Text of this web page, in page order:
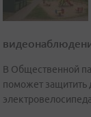
В Общественной
поможет защитить